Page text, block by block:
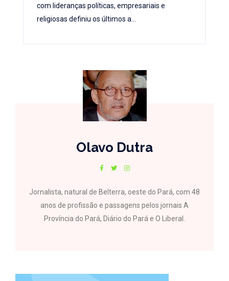
com lideranças políticas, empresariais e
religiosas definiu os últimos a...
Olavo Dutra
Jornalista, natural de Belterra, oeste do Pará, com 48
anos de profissão e passagens pelos jornais A
Província do Pará, Diário do Pará e O Liberal.